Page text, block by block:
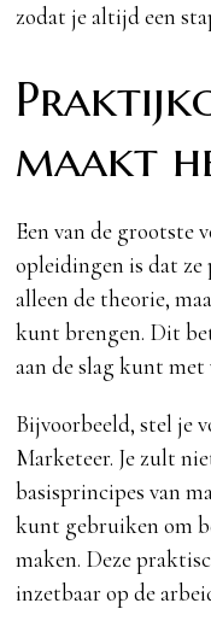
zodat je altijd een
maakt
Een van de grootste
opleidingen is dat
alleen de theorie,
kunt brengen. Dit
aan de slag kunt
Bijvoorbeeld, stel je
Marketeer. Je zult
basisprincipes van
kunt gebruiken om
maken. Deze
inzetbaar op de